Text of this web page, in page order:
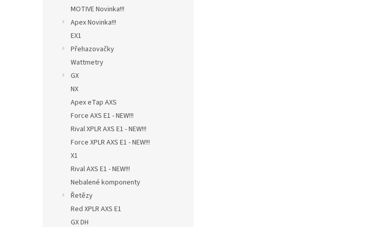
MOTIVE Novinka!!!
Apex Novinka!!!
EX1
Přehazovačky
Wattmetry
GX
NX
Apex eTap AXS
Force AXS E1 - NEW!!!
Rival XPLR AXS E1 - NEW!!!
Force XPLR AXS E1 - NEW!!!
X1
Rival AXS E1 - NEW!!!
Nebalené komponenty
Řetězy
Red XPLR AXS E1
GX DH